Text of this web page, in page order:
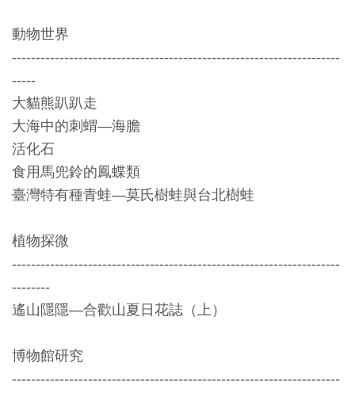
究
便
民
服
務
政
公
開
資
訊
隱
私
動物世界
---------------------------------------------------------------------
-----
大貓熊趴趴走
大海中的刺蝟—海膽
活化石
食用馬兜鈴的鳳蝶類
臺灣特有種青蛙—莫氏樹蛙與台北樹蛙
植物探微
---------------------------------------------------------------------
--------
遙山隱隱—合歡山夏日花誌（上）
博物館研究
---------------------------------------------------------------------